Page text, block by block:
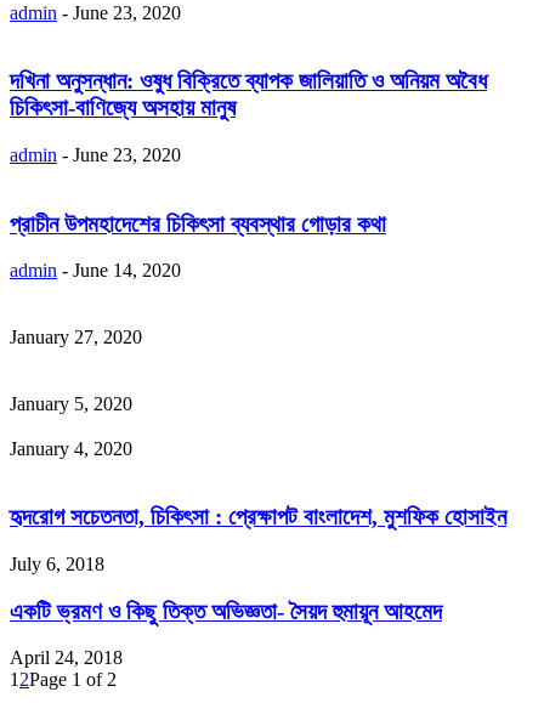
admin - June 23, 2020
দখিনা অনুসন্ধান: ওষুধ বিক্রিতে ব্যাপক জালিয়াতি ও অনিয়ম অবৈধ
চিকিৎসা-বাণিজ্যে অসহায় মানুষ
admin - June 23, 2020
প্রাচীন উপমহাদেশের চিকিৎসা ব্যবস্থার গোড়ার কথা
admin - June 14, 2020
January 27, 2020
January 5, 2020
January 4, 2020
হৃদরোগ সচেতনতা, চিকিৎসা : প্রেক্ষাপট বাংলাদেশ, মুশফিক হোসাইন
July 6, 2018
একটি ভ্রমণ ও কিছু তিক্ত অভিজ্ঞতা- সৈয়দ হুমায়ূন আহমেদ
April 24, 2018
12Page 1 of 2